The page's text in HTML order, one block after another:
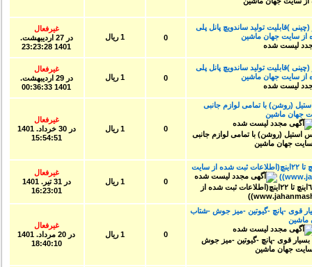
)قابلیت تولید ساندویچ پانل پلی
سایت جهان ماشین
غیرفعال
در
27 ارديبهشت.
1401 23:23:28
)قابلیت تولید ساندویچ پانل پلی
سایت جهان ماشین
غیرفعال
در
29 ارديبهشت.
1401 00:36:33
(روشن) با تمامی لوازم جانبی
ماشین
غیرفعال
در
30 خرداد. 1401
15:54:51
ساخت خط لوله جدار چاهي از سايز ٦اينچ تا ٢٢اينچ(اطلاعات ثبت شده از سایت
غیرفعال
در
31 تير. 1401
16:23:01
قوی -پانچ -گیوتین -میز جوش -شتاب
غیرفعال
در
20 مرداد. 1401
18:40:10